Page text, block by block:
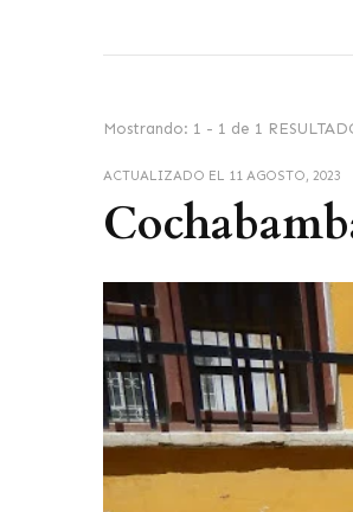
Mostrando: 1 - 1 de 1
ACTUALIZADO EL 11 AGOSTO, 2023